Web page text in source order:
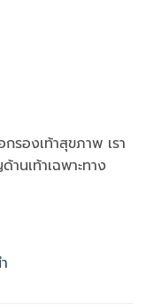
รองเท้าสุขภาพ เรา
นเท้าเฉพาะทาง